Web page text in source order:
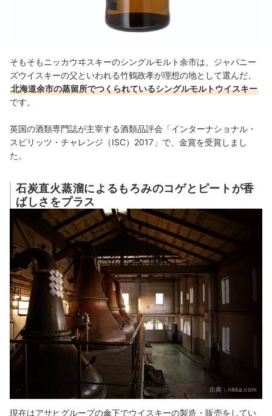
そもそもニッカウヰスキーのシングルモルト余市は、ジャパニー
ズウイスキーの父といわれる竹鶴政孝が理想の地として選んだ、
北海道余市の蒸留所でつくられているシングルモルトウイスキー
です。
英国の酒類専門誌が主宰する酒類品評会「インターナショナル・
スピリッツ・チャレンジ（ISC）2017」で、金賞を受賞しまし
た。
石炭直火蒸溜によるもろみのコゲとピートが香
ばしさをプラス
出典： nikka.com
現在はアサヒグループの傘下でウイスキーの製造・販売をしてい